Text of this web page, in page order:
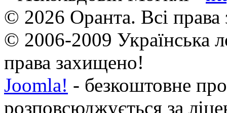
© 2026 Оранта. Всі
© 2006-2009 Українська
права захищено!
Joomla! - безкоштовне
розповсюджується за